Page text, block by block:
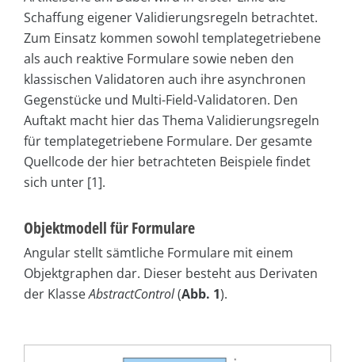
Schaffung eigener Validierungsregeln betrachtet.
Zum Einsatz kommen sowohl templategetriebene
als auch reaktive Formulare sowie neben den
klassischen Validatoren auch ihre asynchronen
Gegenstücke und Multi-Field-Validatoren. Den
Auftakt macht hier das Thema Validierungsregeln
für templategetriebene Formulare. Der gesamte
Quellcode der hier betrachteten Beispiele findet
sich unter [1].
Objektmodell für Formulare
Angular stellt sämtliche Formulare mit einem
Objektgraphen dar. Dieser besteht aus Derivaten
der KlasseAbstractControl(Abb. 1).